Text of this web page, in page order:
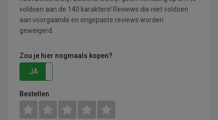
voldoen aan de 140 karakters! Reviews die niet voldoen
aan voorgaande en ongepaste reviews worden
geweigerd.
Zou je hier nogmaals kopen?
JA
Bestellen